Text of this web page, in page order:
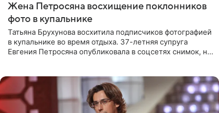
Жена Петросяна восхищение поклонников
фото в купальнике
Татьяна Брухунова восхитила подписчиков фотографией
в купальнике во время отдыха. 37-летняя супруга
Евгения Петросяна опубликовала в соцсетях снимок, на